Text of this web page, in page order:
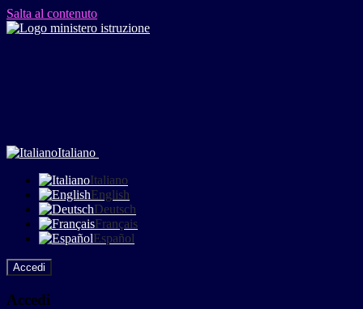
Salta al contenuto
Italiano
Italiano
English
Deutsch
Français
Español
Accedi
Accedi